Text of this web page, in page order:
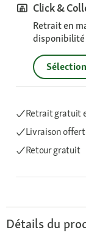
Click &
Retrait en
disponibilité
Retrait gratuit
Livraison
Retour gratuit
Détails du